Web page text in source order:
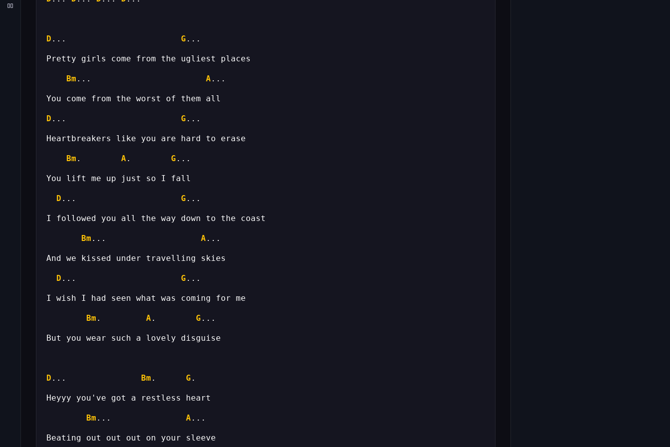
D ... G
Bm ... A
D ... G
Bm . A. G
D ... G
Bm ... A
D ... G
Bm . A. G
D ... Bm . G
Bm ... A